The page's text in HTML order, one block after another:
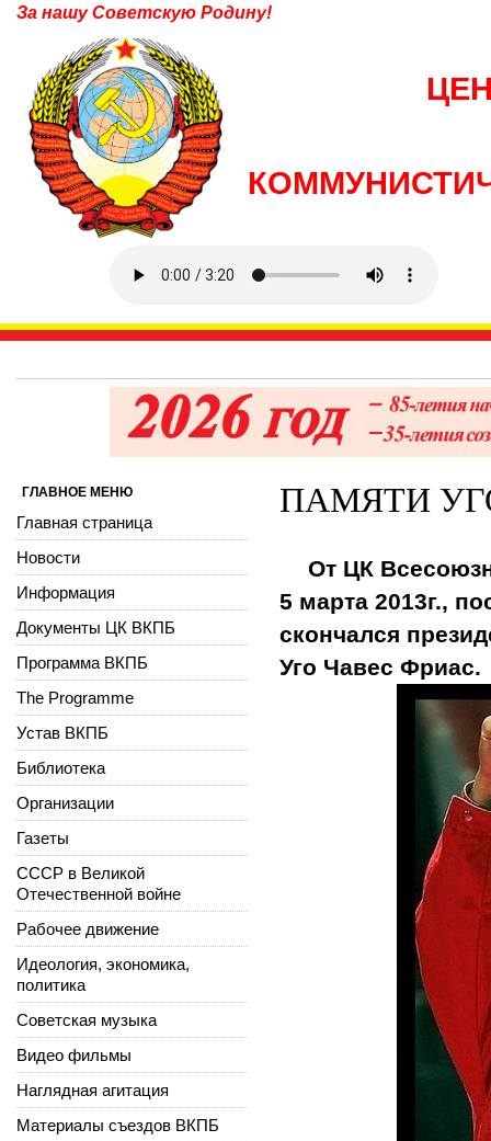
За нашу Советскую Родину!
ПАМЯТИ
От ЦК
5 марта 2013г.,
скончался
Уго Чавес Фриас.
ГЛАВНОЕ МЕНЮ
Главная страница
Новости
Информация
Документы ЦК ВКПБ
Программа ВКПБ
The Programme
Устав ВКПБ
Библиотека
Организации
Газеты
СССР в Великой
Отечественной войне
Рабочее движение
Идеология, экономика,
политика
Советская музыка
Видео фильмы
Наглядная агитация
Материалы съездов ВКПБ